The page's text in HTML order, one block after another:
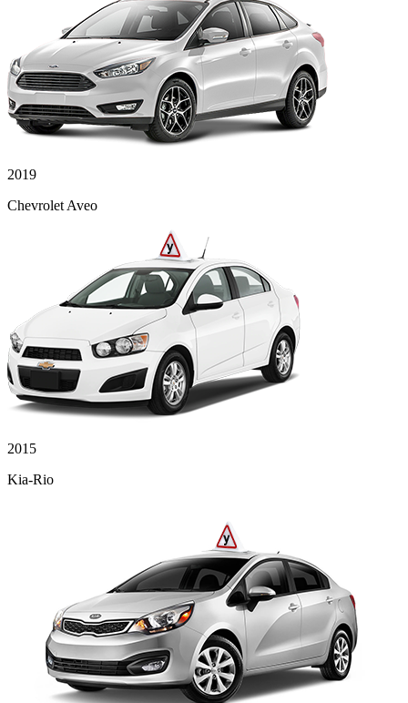
2019
Chevrolet Aveo
2015
Kia-Rio